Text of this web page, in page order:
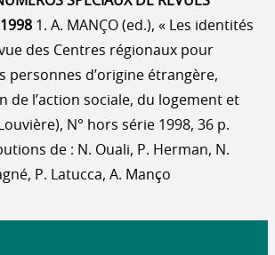
1. A. MANÇO (ed.), « Les identités
des Centres régionaux pour
personnes d’origine étrangère,
de l’action sociale, du logement et
N° hors série 1998, 36 p.
de : N. Ouali, P. Herman, N.
P. Latucca, A. Manço